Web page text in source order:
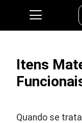
Itens
Quando se